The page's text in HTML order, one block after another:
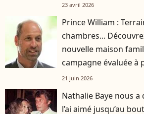
23 avril 2026
Prince William :
chambres...
nouvelle maison
campagne évaluée à
d'euros
21 juin 2026
Nathalie Baye nous a
l’ai aimé jusqu’au